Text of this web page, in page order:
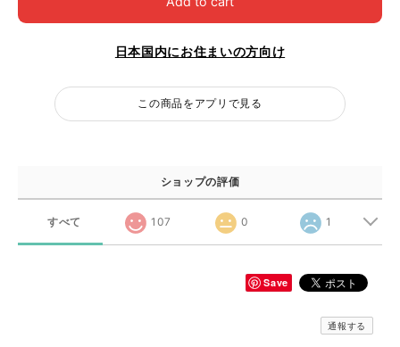
日本国内にお住まいの方向け
この商品をアプリで見る
ショップの評価
すべて 107 0 1
Save
通報する